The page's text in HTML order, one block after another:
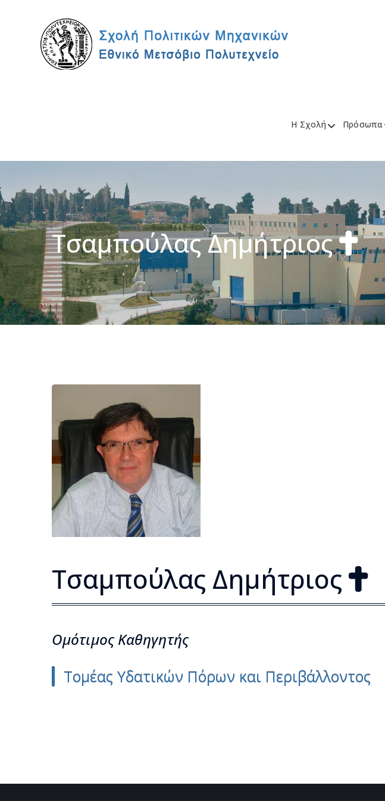
Η Σχολή Πρόσωπα
Τσαμπούλας Δημήτριος
Τσαμπούλας Δημήτριος
Ομότιμος Kαθηγητής
Τομέας Υδατικών Πόρων και Περιβάλλοντος